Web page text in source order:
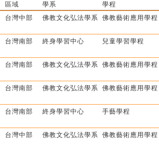
區域 學系 學程
台灣中部 佛教文化弘法學系 佛教藝術應用學程
台灣南部 終身學習中心 兒童學習學程
台灣南部 佛教文化弘法學系 佛教藝術應用學程
台灣南部 佛教文化弘法學系 佛教藝術應用學程
台灣南部 終身學習中心 手藝學程
台灣中部 佛教文化弘法學系 佛教藝術應用學程